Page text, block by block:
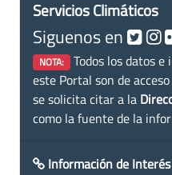
Servicios Climáticos
Siguenos en
NOTA: Todos los datos e
este Portal son de
se solicita citar a la
como la fuente de la
Información de Interés